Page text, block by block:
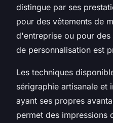
distingue par ses
pour des vêtements de
d'entreprise ou pour
de personnalisation est
Les techniques
sérigraphie artisanale et
ayant ses propres
permet des impressions